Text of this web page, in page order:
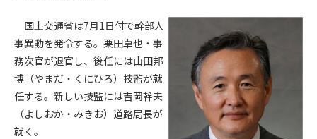
会員登録について
サポーター会員一覧
会社概要 お問い合わせ
個人情報保護方針
会員規約
国土交通省は7月1日付で幹部人
事異動を発令する。栗田卓也・事
務次官が退官し、後任には山田邦
博（やまだ・くにひろ）技監が就
任する。新しい技監には吉岡幹夫
（よしおか・みきお）道路局長が
就く。
会員サービスの利用条件等について定めるものです。
2. 管理者が建設資料館WEB上で随時掲載するルールは本規約の
一部を構成するものとします。
第2条（規約の変更）
本規約は、会員の了承を得ることなく、随時変更されることが
あります。変更内容は、建設資料館WEB上に表示した時点で直
ちに全ての会員が了承したものとみなします。